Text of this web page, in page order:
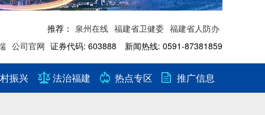
推荐： 泉州在线 福建省卫健委 福建省人防办
公司官网 证券代码: 603888 新闻热线: 0591-87381859
振兴 法治福建 热点专区 推广信息